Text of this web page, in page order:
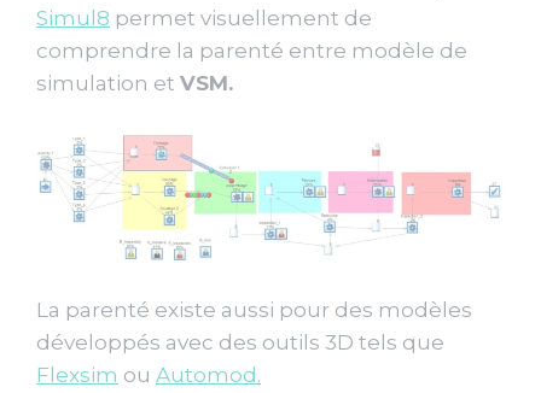
Simul8 permet visuellement de
comprendre la parenté entre modèle de
simulation et VSM.
La parenté existe aussi pour des modèles
développés avec des outils 3D tels que
Flexsim ou Automod.